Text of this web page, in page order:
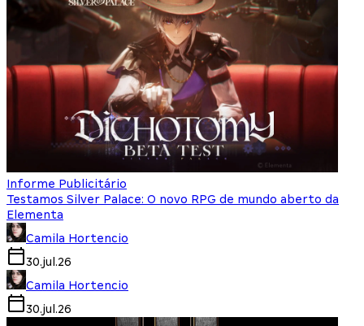
Informe Publicitário
Testamos Silver Palace: O novo RPG de mundo aberto da
Elementa
Camila Hortencio
30.jul.26
Camila Hortencio
30.jul.26